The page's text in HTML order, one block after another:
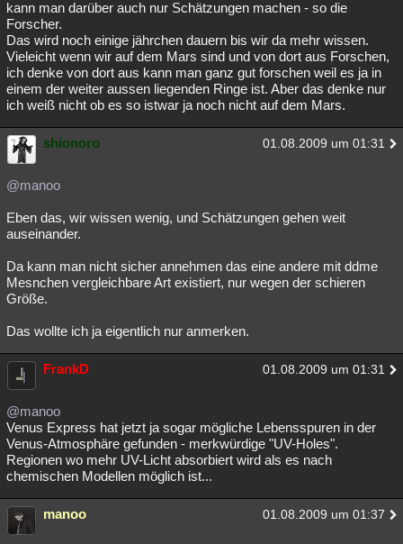
kann man darüber auch nur Schätzungen machen - so die
Forscher.
Das wird noch einige jährchen dauern bis wir da mehr wissen.
Vieleicht wenn wir auf dem Mars sind und von dort aus Forschen,
ich denke von dort aus kann man ganz gut forschen weil es ja in
einem der weiter aussen liegenden Ringe ist. Aber das denke nur
ich weiß nicht ob es so istwar ja noch nicht auf dem Mars.
shionoro 01.08.2009 um 01:31
@manoo
Eben das, wir wissen wenig, und Schätzungen gehen weit
auseinander.
Da kann man nicht sicher annehmen das eine andere mit ddme
Mesnchen vergleichbare Art existiert, nur wegen der schieren
Größe.
Das wollte ich ja eigentlich nur anmerken.
FrankD 01.08.2009 um 01:31
@manoo
Venus Express hat jetzt ja sogar mögliche Lebensspuren in der
Venus-Atmosphäre gefunden - merkwürdige "UV-Holes".
Regionen wo mehr UV-Licht absorbiert wird als es nach
chemischen Modellen möglich ist...
manoo 01.08.2009 um 01:37